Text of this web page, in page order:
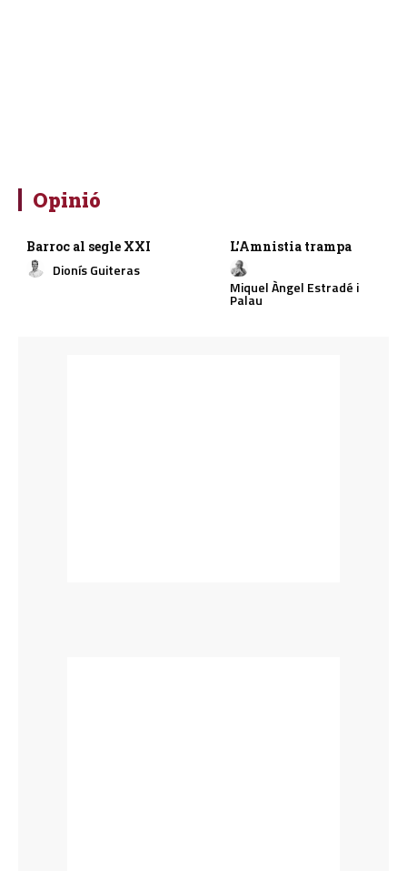
Opinió
Barroc al segle XXI
Dionís Guiteras
L’Amnistia trampa
Miquel Àngel Estradé i
Palau